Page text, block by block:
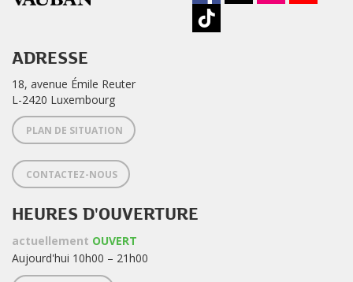
ADRESSE
18, avenue Émile Reuter
L-2420 Luxembourg
PLAN DE SITUATION
CONTACTEZ-NOUS
HEURES D'OUVERTURE
actuellement OUVERT
Aujourd'hui 10h00 – 21h00